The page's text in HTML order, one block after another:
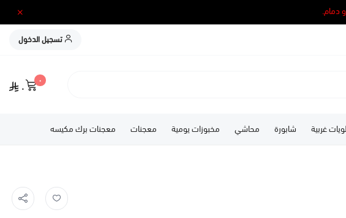
تسجيل الدخول
٠
٠
غربية شابورة محاشي مخبوزات يومية معجنات معجنات برك مكيسه